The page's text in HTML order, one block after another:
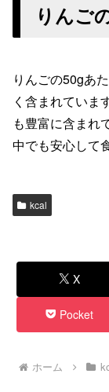
りんご
りんごの50gあ
く含まれていま
も豊富に含まれ
中でも安心して
kcal
X
Pocket
ホーム